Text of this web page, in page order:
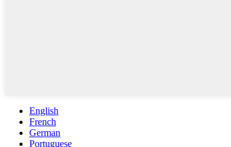
English
French
German
Portuguese